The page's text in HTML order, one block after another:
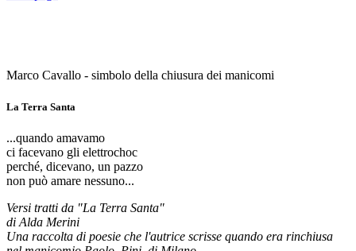
Marco Cavallo - simbolo della chiusura dei manicomi
La Terra Santa
...quando amavamo
ci facevano gli elettrochoc
perché, dicevano, un pazzo
non può amare nessuno...
Versi tratti da "La Terra Santa"
di Alda Merini
Una raccolta di poesie che l'autrice scrisse quando era rinchiusa